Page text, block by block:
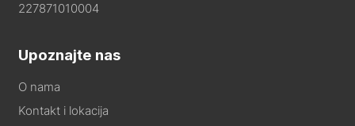
227871010004
Upoznajte nas
O nama
Kontakt i lokacija